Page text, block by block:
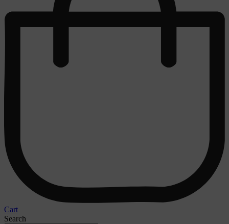
Cart
Search